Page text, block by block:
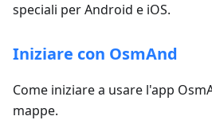
speciali per Android e iOS.
Iniziare con OsmAnd
Come iniziare a usare l'app
mappe.